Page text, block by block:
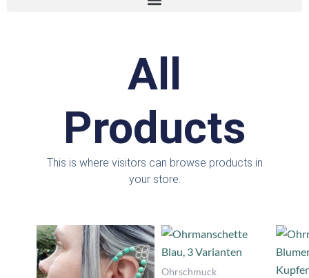
All
Products
This is where visitors can browse products in
your store.
Ohrschmuck
Dieses
Produkt
weist